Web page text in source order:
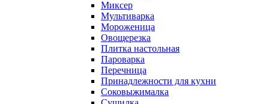
Миксер
Мультиварка
Мороженица
Овощерезка
Плитка настольная
Пароварка
Перечница
Принадлежности для кухни
Соковыжималка